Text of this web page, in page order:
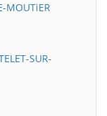
MOUTiER
SUR-